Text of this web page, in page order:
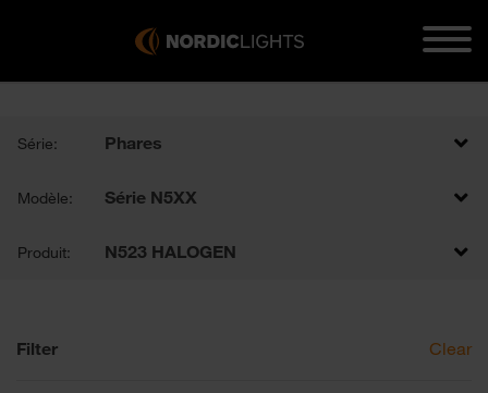
Série: Phares
Modèle: Série N5XX
Produit: N523 HALOGEN
Filter Clear